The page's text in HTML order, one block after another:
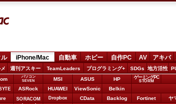
iPhone/Mac 自動車 ホビー 自作PC AV アキバ
週刊アスキー TeamLeaders プログラミング+ SDGs 地方活性
パソコン
SEVEN
MSI ASUS HP ゲーミングPC
STORM
ASRock HUAWEI ViewSonic Belkin
SORACOM Dropbox CData Backlog Fortinet ヤ